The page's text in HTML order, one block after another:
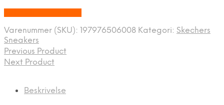
Varenummer (SKU): 197976506008 Kategori: Skechers
Sneakers
Previous Product
Next Product
Beskrivelse